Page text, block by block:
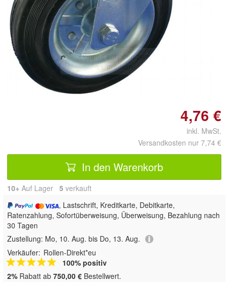
Doppelt antippen zum
vergrößern
4,76 €
inkl. MwSt.
Versandkosten nur 7,74 €
In den Warenkorb
10+ Auf Lager 5 verkauft
, Lastschrift, Kreditkarte, Debitkarte,
Ratenzahlung, Sofortüberweisung, Überweisung, Bezahlung nach
30 Tagen
Zustellung: Mo, 10. Aug. bis Do, 13. Aug.
Verkäufer: Rollen-Direkt*eu
100% positiv
2% Rabatt ab 750,00 € Bestellwert.